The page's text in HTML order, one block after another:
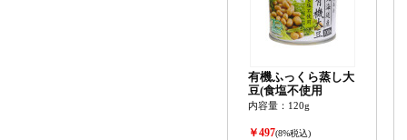
有機ふっくら蒸し大
豆(食塩不使用
内容量：120g
￥497(8%税込)